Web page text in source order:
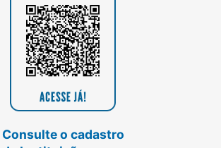
Consulte o cadastro